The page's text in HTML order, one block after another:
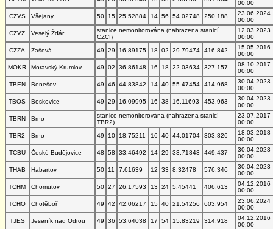
00:00
CZVS
Všejany 50 15 25.52884 14 56 54.02748 250.188
23.06.2024
00:00
CZVZ
Veselý Žďár
stanice nemonitorována (nahrazena stanicí
CZCI)
12.03.2023
00:00
CZZA
Zašová 49 29 16.89175 18 02 29.79474 416.842
15.05.2016
00:00
MOKR
Moravský Krumlov 49 02 36.86148 16 18 22.03634 327.157
08.10.2017
00:00
TBEN
Benešov 49 46 44.83842 14 40 55.47454 414.968
30.04.2023
00:00
TBOS
Boskovice 49 29 16.09995 16 38 16.11693 453.963
30.04.2023
00:00
TBRN
Brno
stanice nemonitorována (nahrazena stanicí
TBR2)
23.07.2017
00:00
TBR2
Brno 49 10 18.75211 16 40 44.01704 303.826
18.03.2018
00:00
TCBU
České Budějovice 48 58 33.46492 14 29 33.71843 449.437
30.04.2023
00:00
THAB
Habartov 50 11 7.61639 12 33 8.32478 576.346
30.04.2023
00:00
TCHM
Chomutov 50 27 26.17593 13 24 5.45441 406.613
04.12.2016
00:00
TCHO
Chotěboř 49 42 42.06217 15 40 21.54256 603.954
23.06.2024
00:00
TJES
Jeseník nad Odrou 49 36 53.64038 17 54 15.83219 314.918
04.12.2016
00:00